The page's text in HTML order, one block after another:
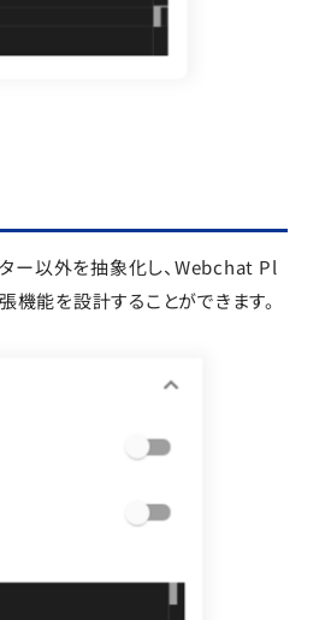
ー以外を抽象化し、Webchat Pl
機能を設計することができます。